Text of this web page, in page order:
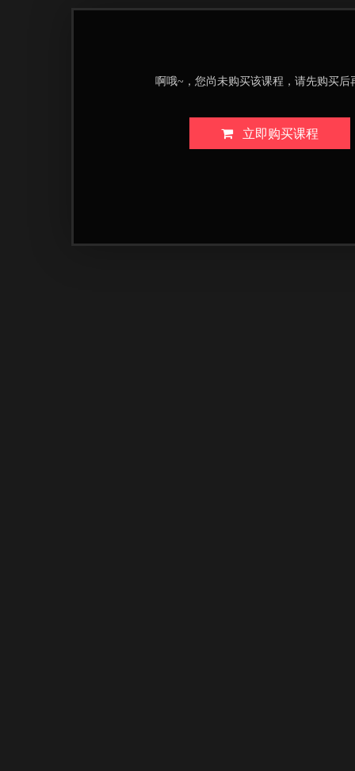
啊哦~，您尚未购买该课程，请先购买后
立即购买课程